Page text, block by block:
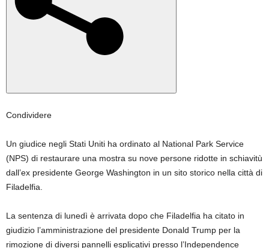
Condividere
Un giudice negli Stati Uniti ha ordinato al National Park Service
(NPS) di restaurare una mostra su nove persone ridotte in schiavitù
dall’ex presidente George Washington in un sito storico nella città di
Filadelfia.
La sentenza di lunedì è arrivata dopo che Filadelfia ha citato in
giudizio l’amministrazione del presidente Donald Trump per la
rimozione di diversi pannelli esplicativi presso l’Independence